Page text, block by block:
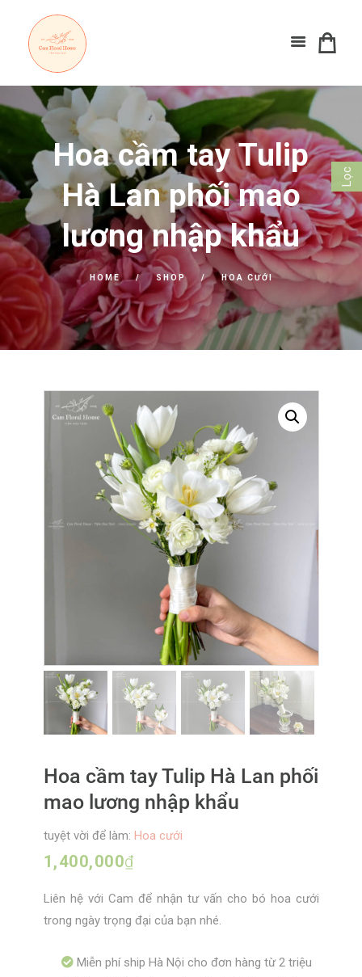
Hoa cầm tay Tulip
Hà Lan phối mao
lương nhập khẩu
HOME SHOP HOA CƯỚI
Hoa cầm tay Tulip Hà Lan phối
mao lương nhập khẩu
tuyệt vời để làm: Hoa cưới
1,400,000₫
Liên hệ với Cam để nhận tư vấn cho bó hoa cưới
trong ngày trọng đại của bạn nhé.
Miễn phí ship Hà Nội cho đơn hàng từ 2 triệu
Lọc